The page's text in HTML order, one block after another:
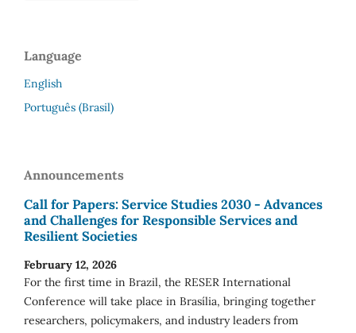
Language
English
Português (Brasil)
Announcements
Call for Papers: Service Studies 2030 - Advances
and Challenges for Responsible Services and
Resilient Societies
February 12, 2026
For the first time in Brazil, the RESER International
Conference will take place in Brasília, bringing together
researchers, policymakers, and industry leaders from